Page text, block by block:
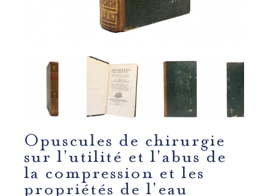
Opuscules de chirurgie
sur l'utilité et l'abus de
la compression et les
propriétés de l'eau